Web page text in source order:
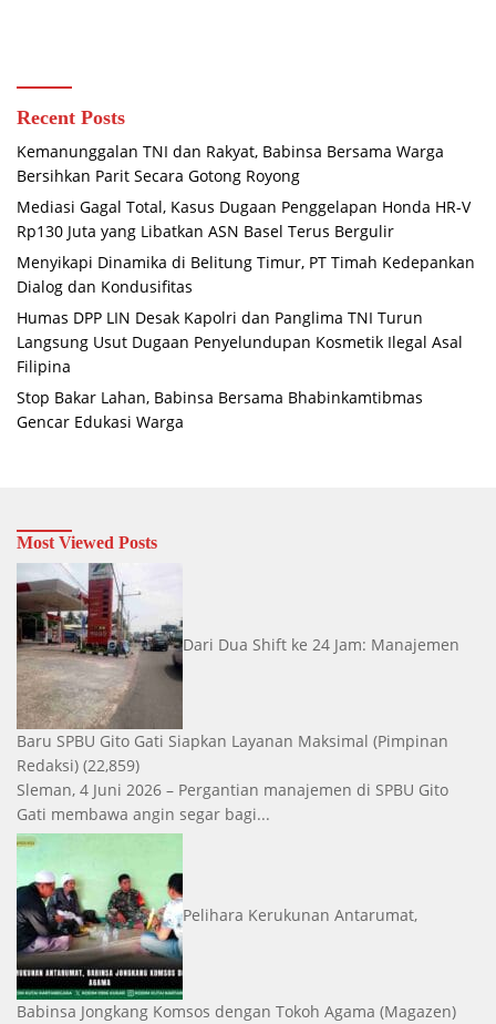
Recent Posts
Kemanunggalan TNI dan Rakyat, Babinsa Bersama Warga
Bersihkan Parit Secara Gotong Royong
Mediasi Gagal Total, Kasus Dugaan Penggelapan Honda HR-V
Rp130 Juta yang Libatkan ASN Basel Terus Bergulir
Menyikapi Dinamika di Belitung Timur, PT Timah Kedepankan
Dialog dan Kondusifitas
Humas DPP LIN Desak Kapolri dan Panglima TNI Turun
Langsung Usut Dugaan Penyelundupan Kosmetik Ilegal Asal
Filipina
Stop Bakar Lahan, Babinsa Bersama Bhabinkamtibmas
Gencar Edukasi Warga
Most Viewed Posts
Dari Dua Shift ke 24 Jam: Manajemen
Baru SPBU Gito Gati Siapkan Layanan Maksimal (Pimpinan
Redaksi) (22,859)
Sleman, 4 Juni 2026 – Pergantian manajemen di SPBU Gito
Gati membawa angin segar bagi...
Pelihara Kerukunan Antarumat,
Babinsa Jongkang Komsos dengan Tokoh Agama (Magazen)